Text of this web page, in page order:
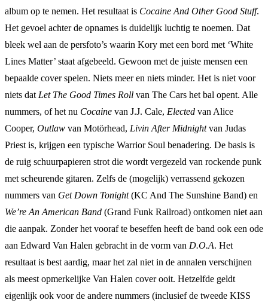
album op te nemen. Het resultaat is Cocaine And Other Good Stuff.
Het gevoel achter de opnames is duidelijk luchtig te noemen. Dat
bleek wel aan de persfoto’s waarin Kory met een bord met ‘White
Lines Matter’ staat afgebeeld. Gewoon met de juiste mensen een
bepaalde cover spelen. Niets meer en niets minder. Het is niet voor
niets dat Let The Good Times Roll van The Cars het bal opent. Alle
nummers, of het nu Cocaine van J.J. Cale, Elected van Alice
Cooper, Outlaw van Motörhead, Livin After Midnightvan Judas
Priest is, krijgen een typische Warrior Soul benadering. De basis is
de ruig schuurpapieren strot die wordt vergezeld van rockende punk
met scheurende gitaren. Zelfs de (mogelijk) verrassend gekozen
nummers van Get Down Tonight(KC And The Sunshine Band) en
We’re An American Band (Grand Funk Railroad) ontkomen niet aan
die aanpak. Zonder het vooraf te beseffen heeft de band ook een ode
aan Edward Van Halen gebracht in de vorm van D.O.A. Het
resultaat is best aardig, maar het zal niet in de annalen verschijnen
als meest opmerkelijke Van Halen cover ooit. Hetzelfde geldt
eigenlijk ook voor de andere nummers (inclusief de tweede KISS